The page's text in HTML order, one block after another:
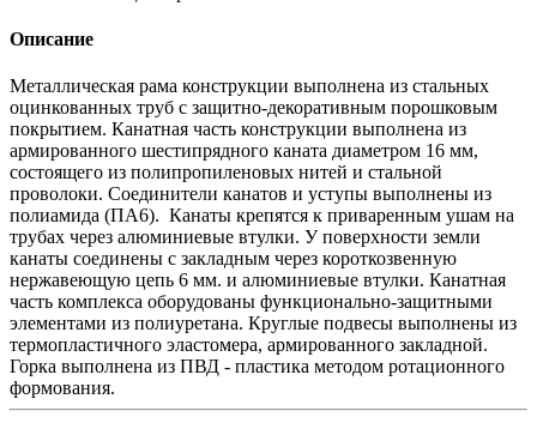
Описание
Металлическая рама конструкции выполнена из стальных
оцинкованных труб с защитно-декоративным порошковым
покрытием. Канатная часть конструкции выполнена из
армированного шестипрядного каната диаметром 16 мм,
состоящего из полипропиленовых нитей и стальной
проволоки. Соединители канатов и уступы выполнены из
полиамида (ПА6). Канаты крепятся к приваренным ушам на
трубах через алюминиевые втулки. У поверхности земли
канаты соединены с закладным через короткозвенную
нержавеющую цепь 6 мм. и алюминиевые втулки. Канатная
часть комплекса оборудованы функционально-защитными
элементами из полиуретана. Круглые подвесы выполнены из
термопластичного эластомера, армированного закладной.
Горка выполнена из ПВД - пластика методом ротационного
формования.